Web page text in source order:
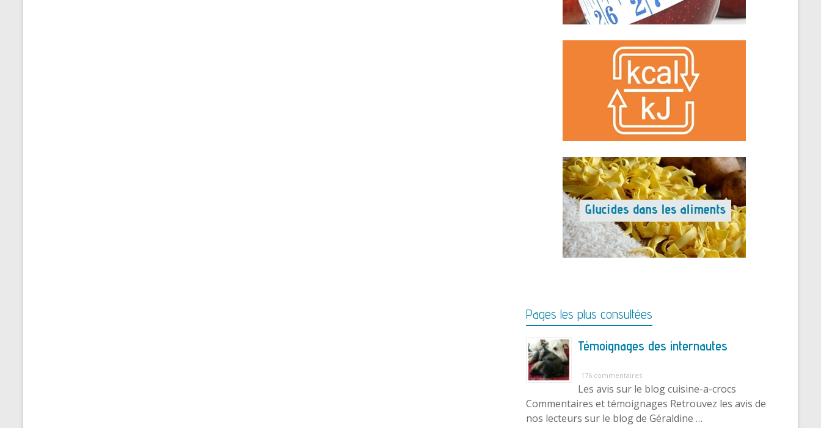
Pages les plus consultées
Témoignages des internautes
176 commentaires
Les avis sur le blog cuisine-a-crocs
Commentaires et témoignages Retrouvez les avis de
nos lecteurs sur le blog de Géraldine …